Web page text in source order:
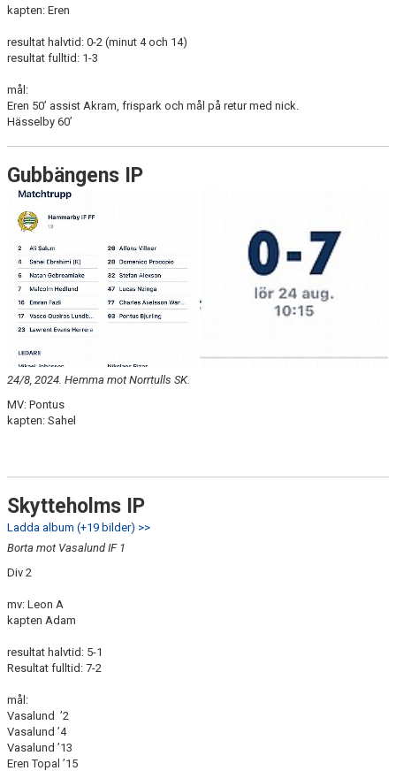
kapten: Eren
resultat halvtid: 0-2 (minut 4 och 14)
resultat fulltid: 1-3
mål:
Eren 50’ assist Akram, frispark och mål på retur med nick.
Hässelby 60’
Gubbängens IP
24/8, 2024. Hemma mot Norrtulls SK.
MV: Pontus
kapten: Sahel
Skytteholms IP
Ladda album (+19 bilder) >>
Borta mot Vasalund IF 1
Div 2
mv: Leon A
kapten Adam
resultat halvtid: 5-1
Resultat fulltid: 7-2
mål:
Vasalund ’2
Vasalund ’4
Vasalund ’13
Eren Topal ’15